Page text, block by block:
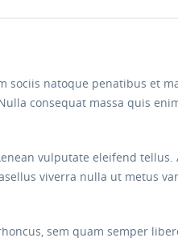
sociis natoque penatibus et
consequat massa quis
vulputate eleifend tellus.
viverra nulla ut metus
sem quam semper